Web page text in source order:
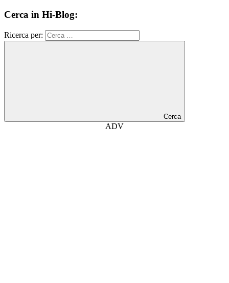
Cerca in Hi-Blog:
Ricerca per:
Cerca
ADV